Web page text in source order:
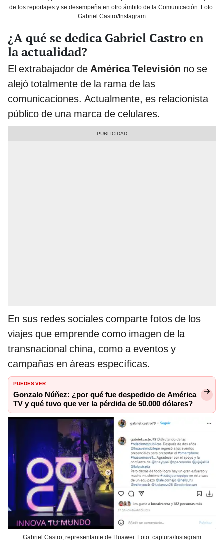
de los reportajes y se desempeña en otro ámbito de la Comunicación. Foto:
Gabriel Castro/Instagram
¿A qué se dedica Gabriel Castro en
la actualidad?
El extrabajador de América Televisión no se
alejó totalmente de la rama de las
comunicaciones. Actualmente, es relacionista
público de una marca de celulares.
En sus redes sociales comparte fotos de los
viajes que emprende como imagen de la
transnacional china, como a eventos y
campañas en áreas específicas.
PUEDES VER
Gonzalo Núñez: ¿por qué fue despedido de América
TV y qué tuvo que ver la pérdida de 50.000 dólares?
Gabriel Castro, representante de Huawei. Foto: captura/Instagram